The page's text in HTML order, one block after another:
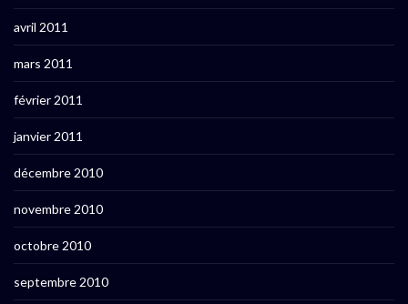
avril 2011
mars 2011
février 2011
janvier 2011
décembre 2010
novembre 2010
octobre 2010
septembre 2010